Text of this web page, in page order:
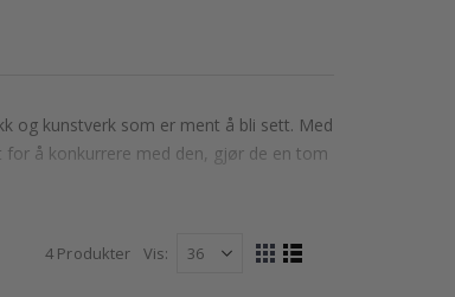
og kunstverk som er ment å bli sett. Med
å konkurrere med den, gjør de en tom
slående midtpunkt, samtidig som den
trapperom og soverom, hvor som
4 Produkter Vis
Vise
Rutenett
Liste